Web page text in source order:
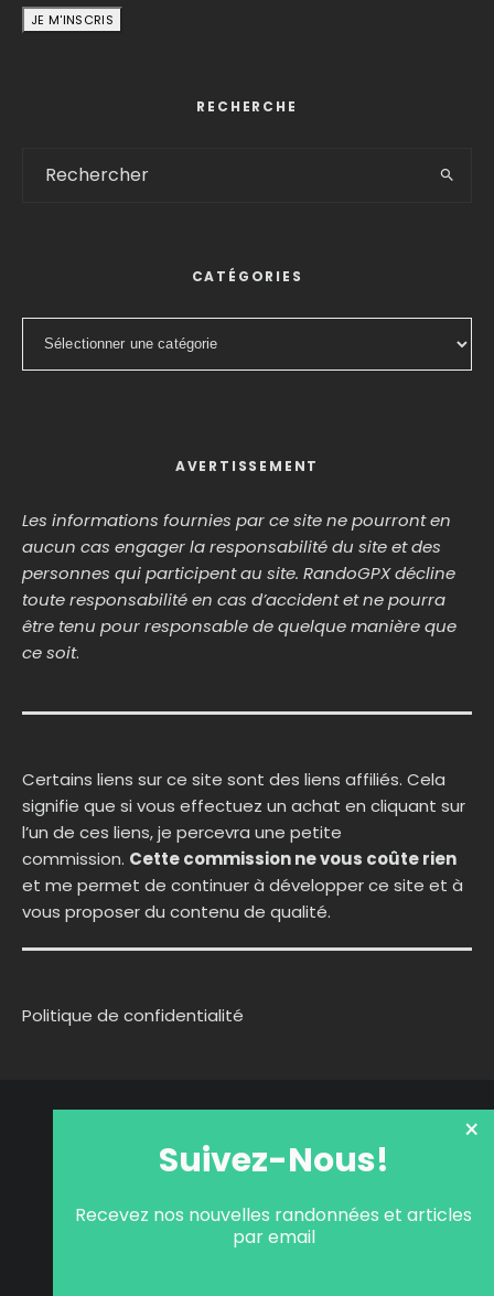
RECHERCHE
CATÉGORIES
AVERTISSEMENT
Les informations fournies par ce site ne pourront en
aucun cas engager la responsabilité du site et des
personnes qui participent au site. RandoGPX décline
toute responsabilité en cas d’accident et ne pourra
être tenu pour responsable de quelque manière que
ce soit.
Certains liens sur ce site sont des liens affiliés. Cela
signifie que si vous effectuez un achat en cliquant sur
l’un de ces liens, je percevra une petite
commission. Cette commission ne vous coûte rien
et me permet de continuer à développer ce site et à
vous proposer du contenu de qualité.
Politique de confidentialité
Suivez-Nous!
Recevez nos nouvelles randonnées et articles
par email
×